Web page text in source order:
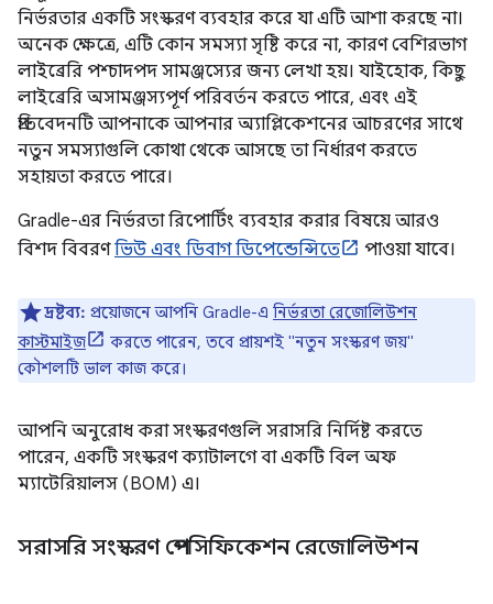
নির্ভরতার একটি সংস্করণ ব্যবহার করে যা এটি আশা করছে না।
অনেক ক্ষেত্রে, এটি কোন সমস্যা সৃষ্টি করে না, কারণ বেশিরভাগ
লাইব্রেরি পশ্চাদপদ সামঞ্জস্যের জন্য লেখা হয়। যাইহোক, কিছু
লাইব্রেরি অসামঞ্জস্যপূর্ণ পরিবর্তন করতে পারে, এবং এই
প্রতিবেদনটি আপনাকে আপনার অ্যাপ্লিকেশনের আচরণের সাথে
নতুন সমস্যাগুলি কোথা থেকে আসছে তা নির্ধারণ করতে
সহায়তা করতে পারে।
Gradle-এর নির্ভরতা রিপোর্টিং ব্যবহার করার বিষয়ে আরও
বিশদ বিবরণভিউ এবং ডিবাগ ডিপেন্ডেন্সিতে পাওয়া যাবে।
দ্রষ্টব্য: প্রয়োজনে আপনি Gradle-এ নির্ভরতা রেজোলিউশন
কাস্টমাইজ
করতে পারেন, তবে প্রায়শই "নতুন সংস্করণ জয়"
কৌশলটি ভাল কাজ করে।
আপনি অনুরোধ করা সংস্করণগুলি সরাসরি নির্দিষ্ট করতে
পারেন, একটি সংস্করণ ক্যাটালগে বা একটি বিল অফ
ম্যাটেরিয়ালস (BOM) এ।
সরাসরি সংস্করণ স্পেসিফিকেশন রেজোলিউশন